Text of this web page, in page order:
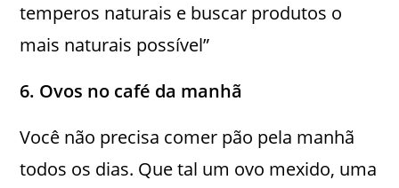
temperos naturais e buscar produtos o
mais naturais possível”
6. Ovos no café da manhã
Você não precisa comer pão pela manhã
todos os dias. Que tal um ovo mexido, uma